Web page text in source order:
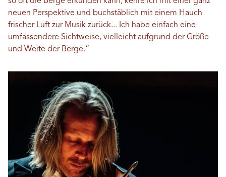
neuen Perspektive und buchstäblich mit einem Hauch
frischer Luft zur Musik zurück... Ich habe einfach eine
umfassendere Sichtweise, vielleicht aufgrund der Größe
und Weite der Berge.“